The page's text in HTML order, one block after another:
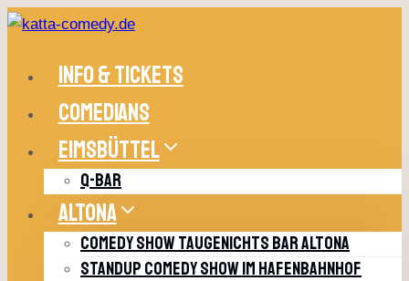
Zum
springenINFO & TICKETS
COMEDIANS
EIMSBÜTTEL
Q-BAR
ALTONA
COMEDY SHOW TAUGENICHTS BAR ALTONA
STANDUP COMEDY SHOW IM HAFENBAHNHOF